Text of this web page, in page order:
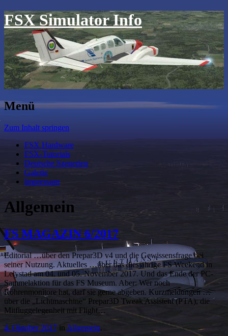
FSX Simulator Info
Menü
Zum Inhalt springen
FSX Hardware
FSX-Tutorials
Deutsche Szenerien
Galerie
Impressum
Allgemein
FS MAGAZIN 6/2017
Editorial …über den Prepar3D v4 und die Gewissensfrage bei
seiner Nutzung. Aktuelles …über das diesjährige FS Weekend in
Lelystad am 04. und 05. November 2017. Und das Ende der PC-
Sammelaktion für das FS Museum. Aber: Wer noch
Röhrenmonitore hat, darf sie gerne abgeben. Kurzmeldungen …
über die „Lichtmaschine“ Prepar3D Tweak Assistent (PTA), die
Mitfluggelegenheit mit Flight…
4. Oktober 2017 in Allgemein.